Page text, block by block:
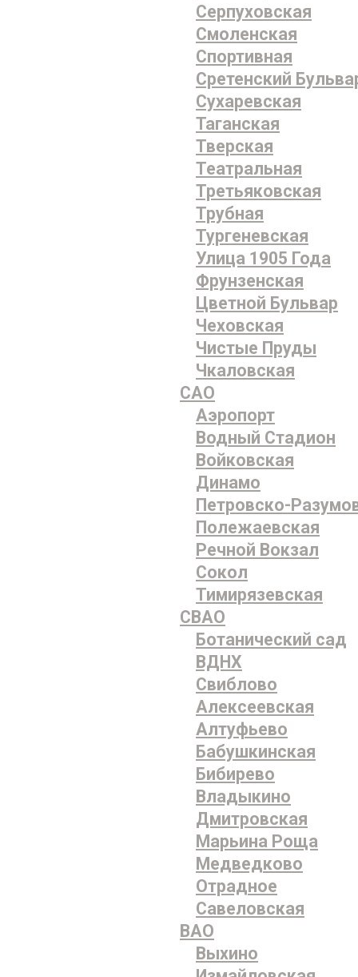
Серпуховская
Смоленская
Спортивная
Сретенский
Сухаревская
Таганская
Тверская
Театральная
Третьяковская
Трубная
Тургеневская
Улица 1905 Года
Фрунзенская
Цветной Бульвар
Чеховская
Чистые Пруды
Чкаловская
САО
Аэропорт
Водный Стадион
Войковская
Динамо
Петровско-
Полежаевская
Речной Вокзал
Сокол
Тимирязевская
СВАО
Ботанический сад
ВДНХ
Свиблово
Алексеевская
Алтуфьево
Бабушкинская
Бибирево
Владыкино
Дмитровская
Марьина Роща
Медведково
Отрадное
Савеловская
ВАО
Выхино